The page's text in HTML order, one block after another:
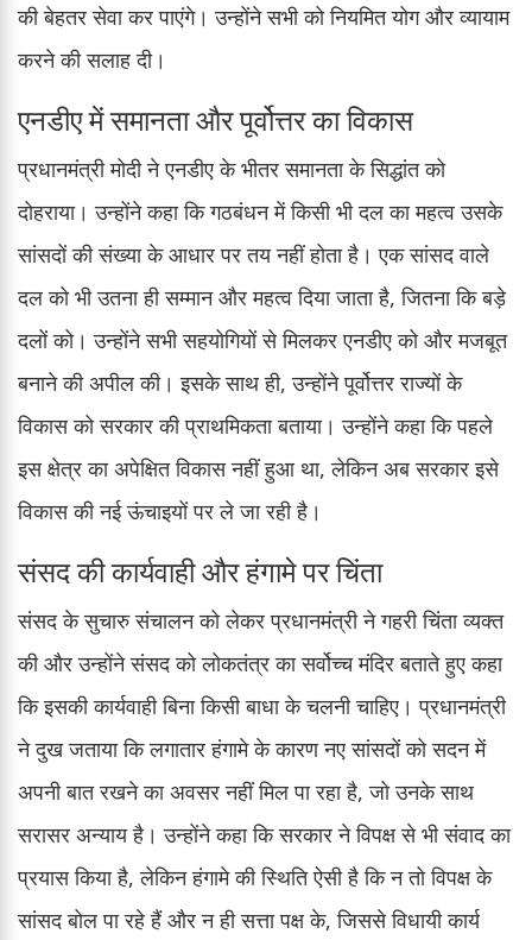
की बेहतर सेवा कर पाएंगे। उन्होंने सभी को नियमित योग और व्यायाम
करने की सलाह दी।
एनडीए में समानता और पूर्वोत्तर का विकास
प्रधानमंत्री मोदी ने एनडीए के भीतर समानता के सिद्धांत को
दोहराया। उन्होंने कहा कि गठबंधन में किसी भी दल का महत्व उसके
सांसदों की संख्या के आधार पर तय नहीं होता है। एक सांसद वाले
दल को भी उतना ही सम्मान और महत्व दिया जाता है, जितना कि बड़े
दलों को। उन्होंने सभी सहयोगियों से मिलकर एनडीए को और मजबूत
बनाने की अपील की। इसके साथ ही, उन्होंने पूर्वोत्तर राज्यों के
विकास को सरकार की प्राथमिकता बताया। उन्होंने कहा कि पहले
इस क्षेत्र का अपेक्षित विकास नहीं हुआ था, लेकिन अब सरकार इसे
विकास की नई ऊंचाइयों पर ले जा रही है।
संसद की कार्यवाही और हंगामे पर चिंता
संसद के सुचारु संचालन को लेकर प्रधानमंत्री ने गहरी चिंता व्यक्त
की और उन्होंने संसद को लोकतंत्र का सर्वोच्च मंदिर बताते हुए कहा
कि इसकी कार्यवाही बिना किसी बाधा के चलनी चाहिए। प्रधानमंत्री
ने दुख जताया कि लगातार हंगामे के कारण नए सांसदों को सदन में
अपनी बात रखने का अवसर नहीं मिल पा रहा है, जो उनके साथ
सरासर अन्याय है। उन्होंने कहा कि सरकार ने विपक्ष से भी संवाद का
प्रयास किया है, लेकिन हंगामे की स्थिति ऐसी है कि न तो विपक्ष के
सांसद बोल पा रहे हैं और न ही सत्ता पक्ष के, जिससे विधायी कार्य